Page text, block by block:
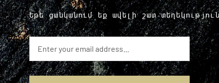
Եթե ​​ցանկանում եք ավելի շատ